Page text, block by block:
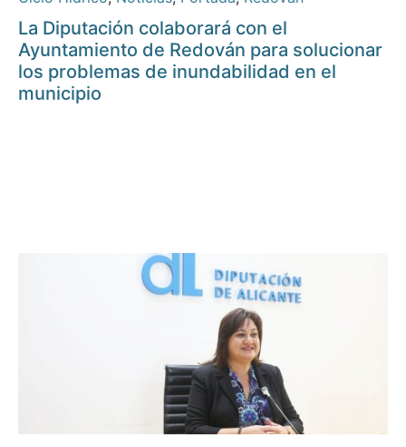
La Diputación colaborará con el
Ayuntamiento de Redován para solucionar
los problemas de inundabilidad en el
municipio